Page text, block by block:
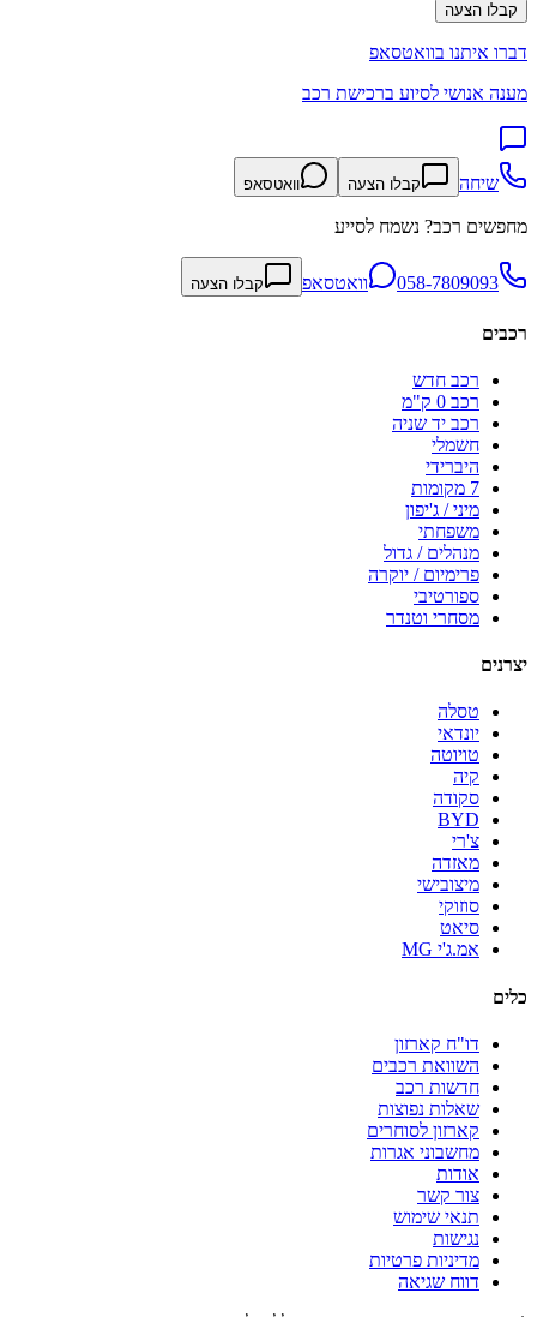
קבלו הצעה
דברו איתנו בוואטסאפ
מענה אנושי לסיוע ברכישת רכב
שיחה קבלו הצעה וואטסאפ
מחפשים רכב? נשמח לסייע
058-7809093 וואטסאפ קבלו הצעה
רכבים
רכב חדש
רכב 0 ק"מ
רכב יד שניה
חשמלי
היברידי
7 מקומות
מיני / ג'יפון
משפחתי
מנהלים / גדול
פרימיום / יוקרה
ספורטיבי
מסחרי וטנדר
יצרנים
טסלה
יונדאי
טויוטה
קיה
סקודה
BYD
צ'רי
מאזדה
מיצובישי
סוזוקי
סיאט
אמ.ג'י MG
כלים
דו"ח קארזון
השוואת רכבים
חדשות רכב
שאלות נפוצות
קארזון לסוחרים
מחשבוני אגרות
אודות
צור קשר
תנאי שימוש
נגישות
מדיניות פרטיות
דווח שגיאה